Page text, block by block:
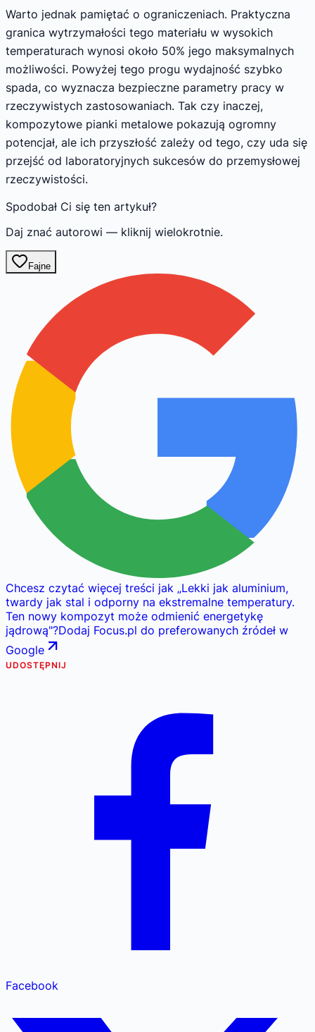
Warto jednak pamiętać o ograniczeniach. Praktyczna
granica wytrzymałości tego materiału w wysokich
temperaturach wynosi około 50% jego maksymalnych
możliwości. Powyżej tego progu wydajność szybko
spada, co wyznacza bezpieczne parametry pracy w
rzeczywistych zastosowaniach. Tak czy inaczej,
kompozytowe pianki metalowe pokazują ogromny
potencjał, ale ich przyszłość zależy od tego, czy uda się
przejść od laboratoryjnych sukcesów do przemysłowej
rzeczywistości.
Spodobał Ci się ten artykuł?
Daj znać autorowi — kliknij wielokrotnie.
Fajne
Chcesz czytać więcej treści jak „Lekki jak aluminium,
twardy jak stal i odporny na ekstremalne temperatury.
Ten nowy kompozyt może odmienić energetykę
jądrową"?Dodaj Focus.pl do preferowanych źródeł w
Google
UDOSTĘPNIJ
Facebook